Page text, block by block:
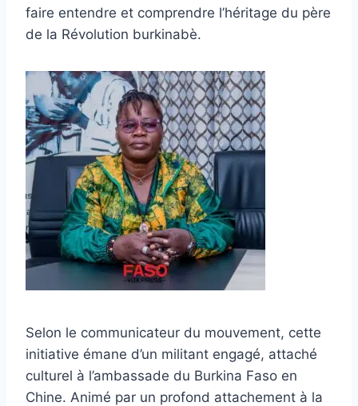
faire entendre et comprendre l’héritage du père
de la Révolution burkinabè.
Selon le communicateur du mouvement, cette
initiative émane d’un militant engagé, attaché
culturel à l’ambassade du Burkina Faso en
Chine. Animé par un profond attachement à la